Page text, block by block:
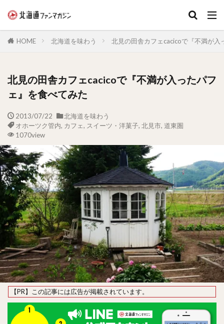
HOME 北海道を味わう 北見の田舎カフェcacicoで『不満が入
北見の田舎カフェcacicoで『不満が入ったパフ
ェ』を食べてみた
2013/07/22
北海道を味わう
オホーツク管内, カフェ, スイーツ・洋菓子, 北見市, 道東圏
1070view